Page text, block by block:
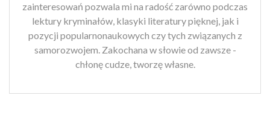
zainteresowań pozwala mi na radość zarówno podczas
lektury kryminałów, klasyki literatury pięknej, jak i
pozycji popularnonaukowych czy tych związanych z
samorozwojem. Zakochana w słowie od zawsze -
chłonę cudze, tworzę własne.